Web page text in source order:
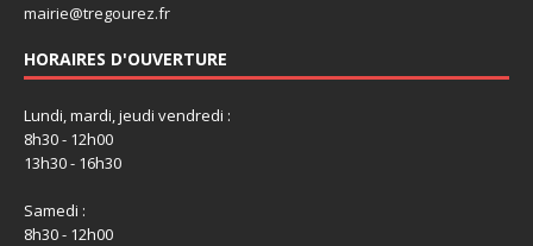
mairie@tregourez.fr
HORAIRES D'OUVERTURE
Lundi, mardi, jeudi vendredi :
8h30 - 12h00
13h30 - 16h30
Samedi :
8h30 - 12h00